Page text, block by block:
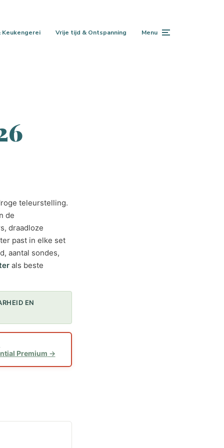
Keukengerei Vrije tijd & Ontspanning Menu
teleurstelling.
de
draadloze
past in elke set
aantal sondes,
als beste
EN
Premium